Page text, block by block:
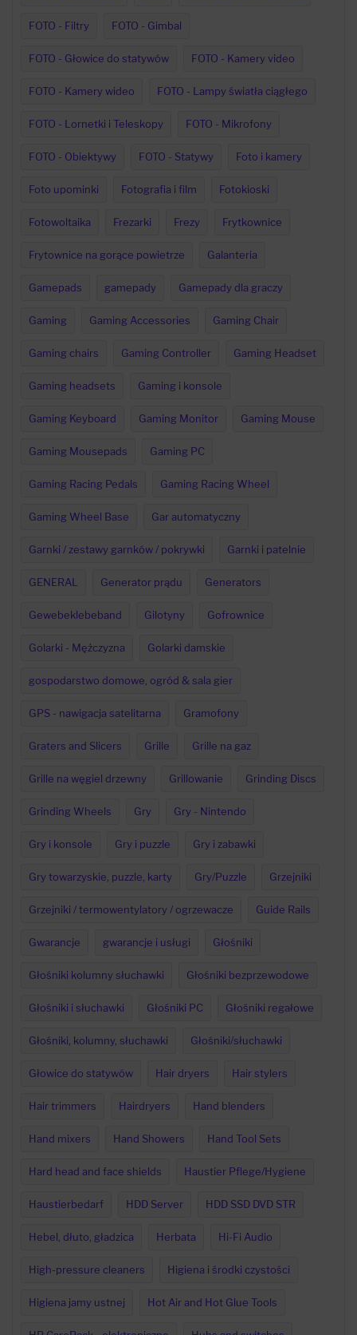
FOTO - Filtry FOTO - Gimbal
FOTO - Głowice do statywów FOTO - Kamery video
FOTO - Kamery wideo FOTO - Lampy światła ciągłego
FOTO - Lornetki i Teleskopy FOTO - Mikrofony
FOTO - Obiektywy FOTO - Statywy Foto i kamery
Foto upominki Fotografia i film Fotokioski
Fotowoltaika Frezarki Frezy Frytkownice
Frytownice na gorące powietrze Galanteria
Gamepads gamepady Gamepady dla graczy
Gaming Gaming Accessories Gaming Chair
Gaming chairs Gaming Controller Gaming Headset
Gaming headsets Gaming i konsole
Gaming Keyboard Gaming Monitor Gaming Mouse
Gaming Mousepads Gaming PC
Gaming Racing Pedals Gaming Racing Wheel
Gaming Wheel Base Gar automatyczny
Garnki / zestawy garnków / pokrywki Garnki i patelnie
GENERAL Generator prądu Generators
Gewebeklebeband Gilotyny Gofrownice
Golarki - Mężczyzna Golarki damskie
gospodarstwo domowe, ogród & sala gier
GPS - nawigacja satelitarna Gramofony
Graters and Slicers Grille Grille na gaz
Grille na węgiel drzewny Grillowanie Grinding Discs
Grinding Wheels Gry Gry - Nintendo
Gry i konsole Gry i puzzle Gry i zabawki
Gry towarzyskie, puzzle, karty Gry/Puzzle Grzejniki
Grzejniki / termowentylatory / ogrzewacze Guide Rails
Gwarancje gwarancje i usługi Głośniki
Głośniki kolumny słuchawki Głośniki bezprzewodowe
Głośniki i słuchawki Głośniki PC Głośniki regałowe
Głośniki, kolumny, słuchawki Głośniki/słuchawki
Głowice do statywów Hair dryers Hair stylers
Hair trimmers Hairdryers Hand blenders
Hand mixers Hand Showers Hand Tool Sets
Hard head and face shields Haustier Pflege/Hygiene
Haustierbedarf HDD Server HDD SSD DVD STR
Hebel, dłuto, gładzica Herbata Hi-Fi Audio
High-pressure cleaners Higiena i środki czystości
Higiena jamy ustnej Hot Air and Hot Glue Tools